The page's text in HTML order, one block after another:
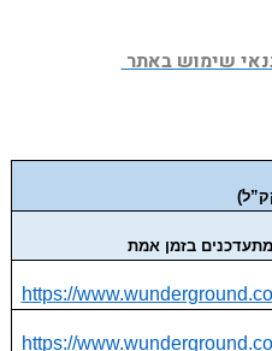
שימוש באתר
בזמן אמת
https://
https://